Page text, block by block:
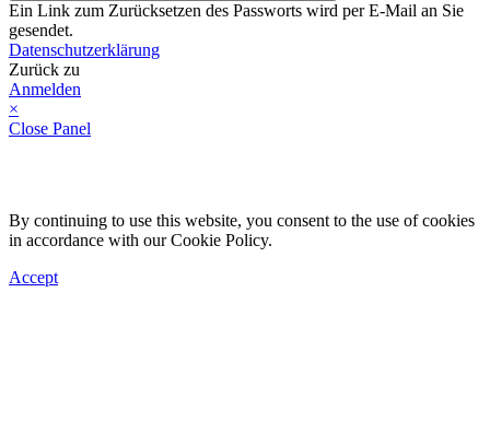
Ein Link zum Zurücksetzen des Passworts wird per E-Mail an Sie
gesendet.
Datenschutzerklärung
Zurück zu
Anmelden
×
Close Panel
By continuing to use this website, you consent to the use of cookies
in accordance with our Cookie Policy.
Accept